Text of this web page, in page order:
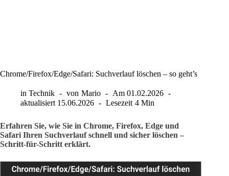
Chrome/Firefox/Edge/Safari: Suchverlauf löschen – so geht’s
in Technik von Mario Am 01.02.2026
aktualisiert 15.06.2026 Lesezeit 4 Min
Erfahren Sie, wie Sie in Chrome, Firefox, Edge und
Safari Ihren Suchverlauf schnell und sicher löschen –
Schritt-für-Schritt erklärt.